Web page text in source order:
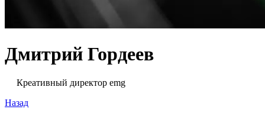
Дмитрий Гордеев
Креативный директор emg
Назад